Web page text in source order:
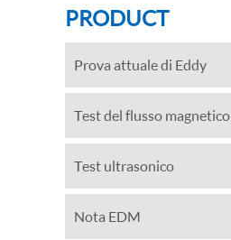
PRODUCT
Prova attuale di Eddy
Test del flusso magnetico
Test ultrasonico
Nota EDM